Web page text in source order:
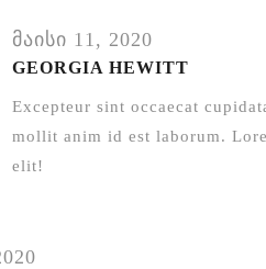
მაისი 11, 2020
GEORGIA HEWITT
Excepteur sint occaecat
mollit anim id est laborum.
elit!